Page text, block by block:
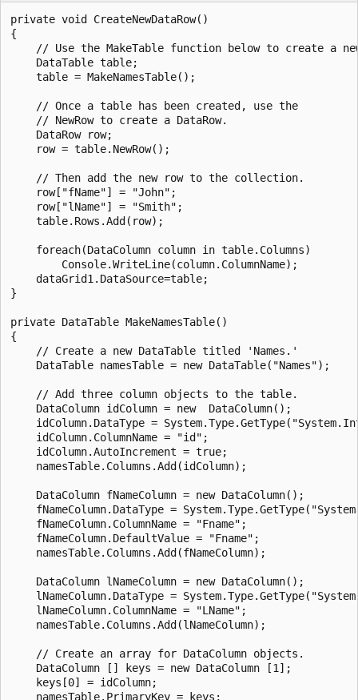
private void CreateNewDataRow()
{
// Use the MakeTable function below to create a
    DataTable table;
    table = MakeNamesTable();
    // Once a table has been created, use the
    // NewRow to create a DataRow.
    DataRow row;
    row = table.NewRow();
    // Then add the new row to the collection.
    row["fName"] = "John";
    row["lName"] = "Smith";
    table.Rows.Add(row);
    foreach(DataColumn column in table.Columns)
        Console.WriteLine(column.ColumnName);
    dataGrid1.DataSource=table;
}
private DataTable MakeNamesTable()
{
    // Create a new DataTable titled 'Names.'
    DataTable namesTable = new DataTable("Names");
    // Add three column objects to the table.
    DataColumn idColumn = new  DataColumn();
idColumn.DataType =
    idColumn.ColumnName = "id";
    idColumn.AutoIncrement = true;
    namesTable.Columns.Add(idColumn);
    DataColumn fNameColumn = new DataColumn();
fNameColumn.DataType =
    fNameColumn.ColumnName = "Fname";
    fNameColumn.DefaultValue = "Fname";
    namesTable.Columns.Add(fNameColumn);
    DataColumn lNameColumn = new DataColumn();
lNameColumn.DataType =
    lNameColumn.ColumnName = "LName";
    namesTable.Columns.Add(lNameColumn);
    // Create an array for DataColumn objects.
    DataColumn [] keys = new DataColumn [1];
    keys[0] = idColumn;
    namesTable.PrimaryKey = keys;